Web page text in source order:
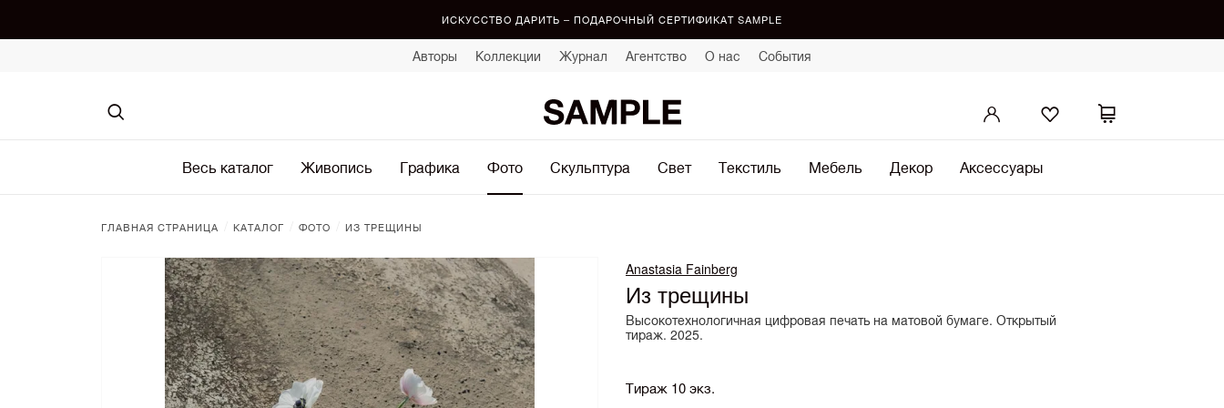
ИСКУССТВО ДАРИТЬ – ПОДАРОЧНЫЙ СЕРТИФИКАТ SAMPLE
Авторы Коллекции Журнал Агентство О нас События
Весь каталог Живопись Графика Фото Скульптура Свет Текстиль Мебель Декор Аксессуары
ГЛАВНАЯ СТРАНИЦА КАТАЛОГ ФОТО ИЗ ТРЕЩИНЫ
Anastasia Fainberg
Из трещины
Высокотехнологичная цифровая печать на матовой бумаге. Открытый
тираж. 2025.
Тираж 10 экз.